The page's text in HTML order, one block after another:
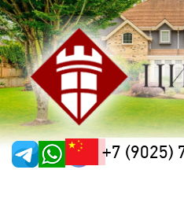
+7 (9025)